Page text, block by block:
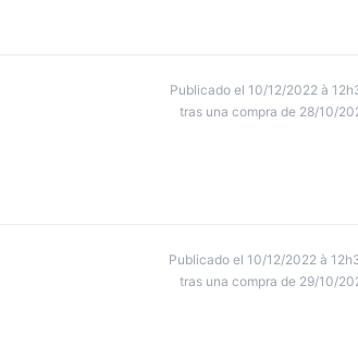
Publicado el 10/12/2022 à
tras una compra de 28/10/
Publicado el 10/12/2022 à
tras una compra de 29/10/